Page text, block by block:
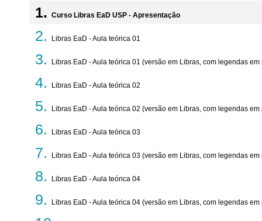
Curso Libras EaD USP - Apresentação
Libras EaD - Aula teórica 01
Libras EaD - Aula teórica 01 (versão em Libras, com legendas em
Libras EaD - Aula teórica 02
Libras EaD - Aula teórica 02 (versão em Libras, com legendas em
Libras EaD - Aula teórica 03
Libras EaD - Aula teórica 03 (versão em Libras, com legendas em
Libras EaD - Aula teórica 04
Libras EaD - Aula teórica 04 (versão em Libras, com legendas em